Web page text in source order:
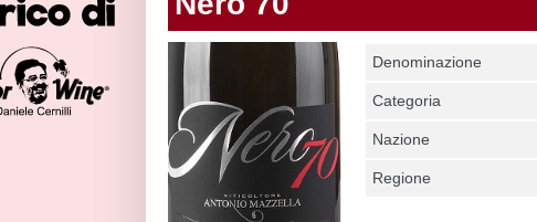
Denominazione
Categoria
Nazione
Regione